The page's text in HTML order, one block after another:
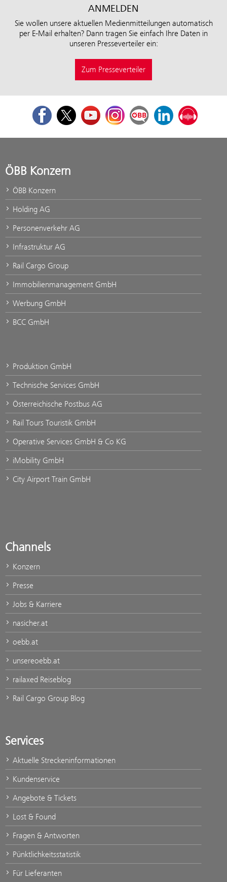
ANMELDEN
Sie wollen unsere aktuellen Medienmitteilungen automatisch
per E-Mail erhalten? Dann tragen Sie einfach Ihre Daten in
unseren Presseverteiler ein:
Zum Presseverteiler
FacebookTwitterYoutubeInstagramÖBB Corporate Blog
LinkedInPodcast
ÖBB Konzern
ÖBB Konzern
Holding AG
Personenverkehr AG
Infrastruktur AG
Rail Cargo Group
Immobilienmanagement GmbH
Werbung GmbH
BCC GmbH
Produktion GmbH
Technische Services GmbH
Österreichische Postbus AG
Rail Tours Touristik GmbH
Operative Services GmbH & Co KG
iMobility GmbH
City Airport Train GmbH
Channels
Konzern
Presse
Jobs & Karriere
nasicher.at
oebb.at
unsereoebb.at
railaxed Reiseblog
Rail Cargo Group Blog
Services
Aktuelle Streckeninformationen
Kundenservice
Angebote & Tickets
Lost & Found
Fragen & Antworten
Pünktlichkeitsstatistik
Für Lieferanten